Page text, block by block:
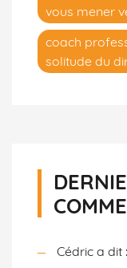
vous mener
coach
solitude du
Cédric a dit